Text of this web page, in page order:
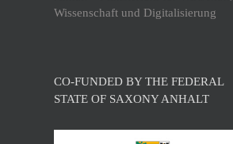
Wissenschaft und Digitalisierung
CO-FUNDED BY THE FEDERAL
STATE OF SAXONY ANHALT